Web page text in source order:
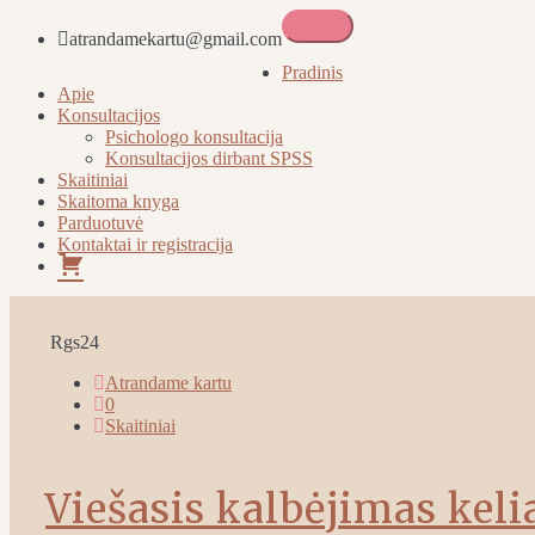
atrandamekartu@gmail.com
Atrandame kartu
Pradinis
Apie
Konsultacijos
Psichologo konsultacija
Konsultacijos dirbant SPSS
Skaitiniai
Skaitoma knyga
Parduotuvė
Kontaktai ir registracija
Pirkinių
krepšelis
Rgs24
Atrandame kartu
0
Skaitiniai
Viešasis kalbėjimas